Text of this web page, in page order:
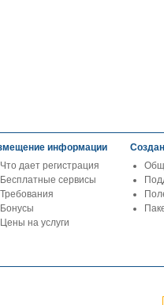
информации
Что дает регистрация
Бесплатные сервисы
Требования
Бонусы
Цены на услуги